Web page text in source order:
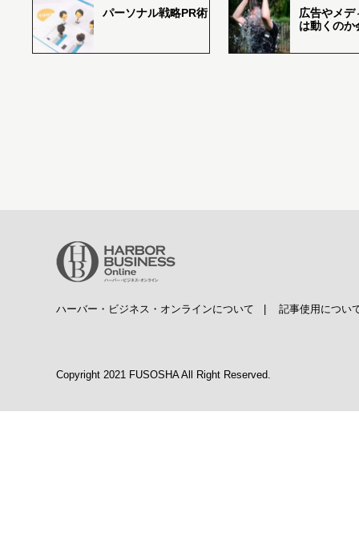
パーソナル戦略PR術
広告やメデ
は動くのか
ハーバー・ビジネス・オンラインについて 記事使用につい
Copyright 2021 FUSOSHA All Right Reserved.